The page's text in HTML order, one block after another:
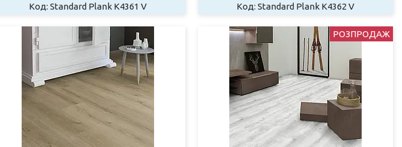
Standard Plank K4361 V Standard Plank K4362 V
РОЗПРОДАЖ